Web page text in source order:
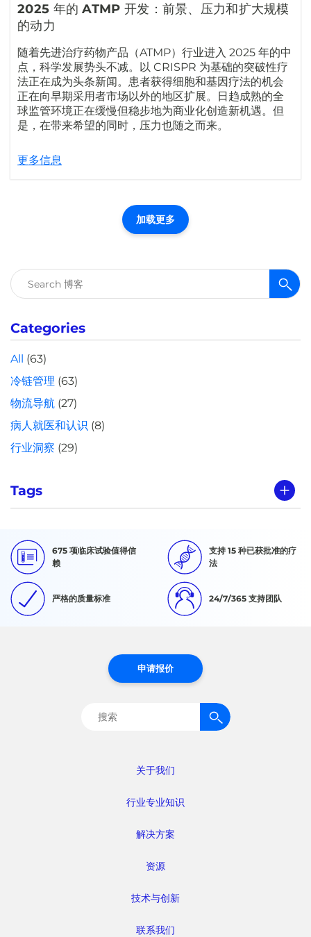
2025 年的 ATMP 开发：前景、压力和扩大规模
的动力
随着先进治疗药物产品（ATMP）行业进入 2025 年的中
点，科学发展势头不减。以 CRISPR 为基础的突破性疗
法正在成为头条新闻。患者获得细胞和基因疗法的机会
正在向早期采用者市场以外的地区扩展。日趋成熟的全
球监管环境正在缓慢但稳步地为商业化创造新机遇。但
是，在带来希望的同时，压力也随之而来。
更多信息
加载更多
搜
索：
Categories
All (63)
冷链管理 (63)
物流导航 (27)
病人就医和认识 (8)
行业洞察 (29)
Tags
675 项临床试验值得信
赖
支持 15 种已获批准的疗
法
严格的质量标准 24/7/365 支持团队
关于我们
行业专业知识
解决方案
资源
技术与创新
联系我们
申请报价
搜